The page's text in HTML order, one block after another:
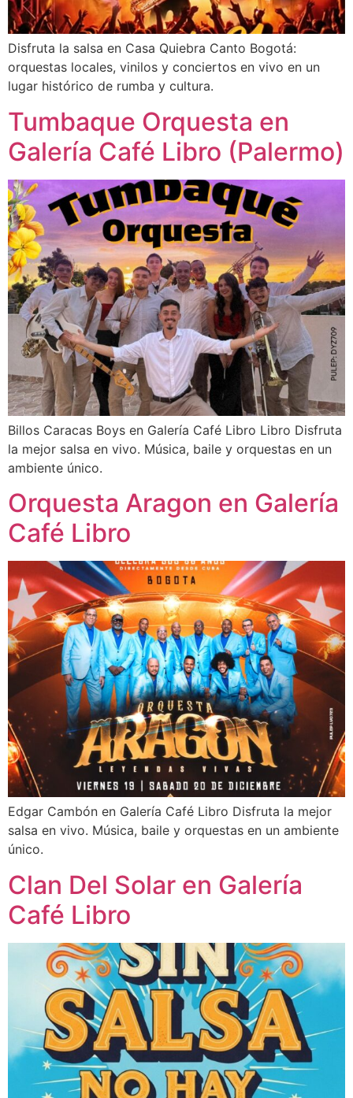
Disfruta la salsa en Casa Quiebra Canto Bogotá:
orquestas locales, vinilos y conciertos en vivo en un
lugar histórico de rumba y cultura.
Tumbaque Orquesta en
Galería Café Libro (Palermo)
Billos Caracas Boys en Galería Café Libro Libro Disfruta
la mejor salsa en vivo. Música, baile y orquestas en un
ambiente único.
Orquesta Aragon en Galería
Café Libro
Edgar Cambón en Galería Café Libro Disfruta la mejor
salsa en vivo. Música, baile y orquestas en un ambiente
único.
Clan Del Solar en Galería
Café Libro